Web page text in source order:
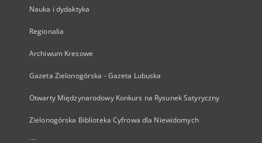
Nauka i dydaktyka
Regionalia
Archiwum Kresowe
Gazeta Zielonogórska - Gazeta Lubuska
Otwarty Międzynarodowy Konkurs na Rysunek Satyryczny
Zielonogórska Biblioteka Cyfrowa dla Niewidomych
...